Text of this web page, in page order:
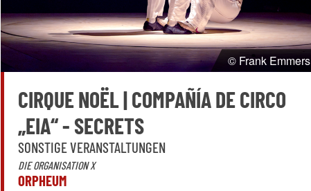
© Frank Emmers
CIRQUE NOËL | COMPAÑÍA DE CIRCO
„EIA“ - SECRETS
SONSTIGE VERANSTALTUNGEN
DIE ORGANISATION X
ORPHEUM